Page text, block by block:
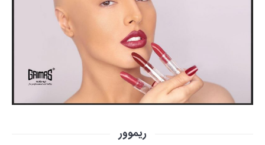
ریموور